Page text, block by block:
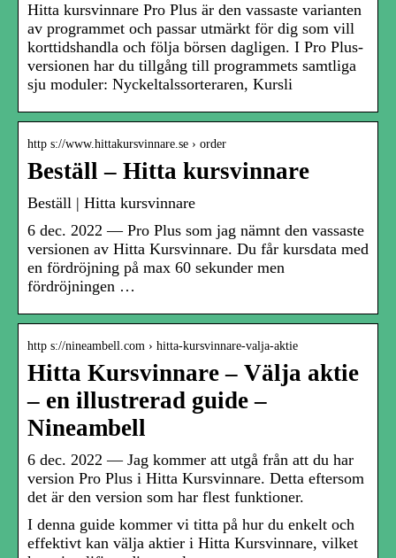
Hitta kursvinnare Pro Plus är den vassaste varianten
av programmet och passar utmärkt för dig som vill
korttidshandla och följa börsen dagligen. I Pro Plus-
versionen har du tillgång till programmets samtliga
sju moduler: Nyckeltalssorteraren, Kursli
http s://www.hittakursvinnare.se › order
Beställ – Hitta kursvinnare
Beställ | Hitta kursvinnare
6 dec. 2022 — Pro Plus som jag nämnt den vassaste
versionen av Hitta Kursvinnare. Du får kursdata med
en fördröjning på max 60 sekunder men
fördröjningen …
http s://nineambell.com › hitta-kursvinnare-valja-aktie
Hitta Kursvinnare – Välja aktie
– en illustrerad guide –
Nineambell
6 dec. 2022 — Jag kommer att utgå från att du har
version Pro Plus i Hitta Kursvinnare. Detta eftersom
det är den version som har flest funktioner.
I denna guide kommer vi titta på hur du enkelt och
effektivt kan välja aktier i Hitta Kursvinnare, vilket